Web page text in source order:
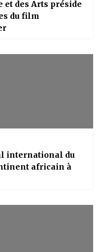
et des Arts préside
du film
international du
africain à